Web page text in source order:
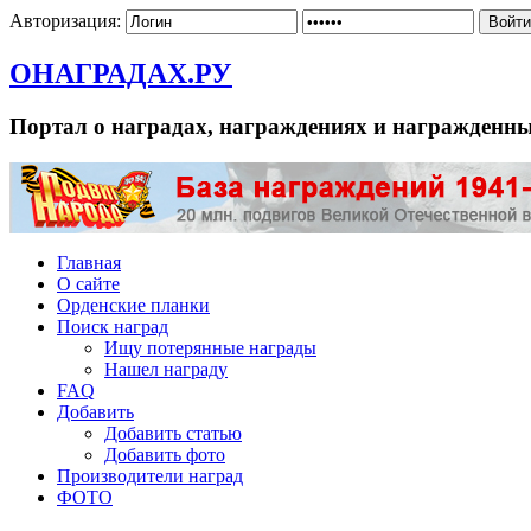
Авторизация:
ОНАГРАДАХ.РУ
Портал о наградах, награждениях и
Главная
О сайте
Орденские планки
Поиск наград
Ищу потерянные награды
Нашел награду
FAQ
Добавить
Добавить статью
Добавить фото
Производители наград
ФОТО